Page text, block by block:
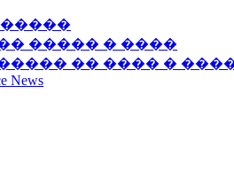
����� � ����
�� ���� �
News